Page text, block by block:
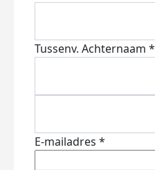
Tussenv. Achternaam *
E-mailadres *